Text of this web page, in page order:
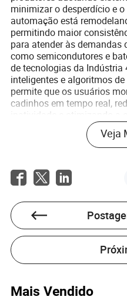
minimizar o desperdício e
automação está
permitindo maior
para atender às demandas
como semicondutores e
de tecnologias da Indústria
inteligentes e algoritmos
permite que os usuários
cadinhos em tempo real,
inatividade e otimizando a
Olhando para o futuro, a
soluções de cadinhos
de qualidade
Veja
Mais Vendido